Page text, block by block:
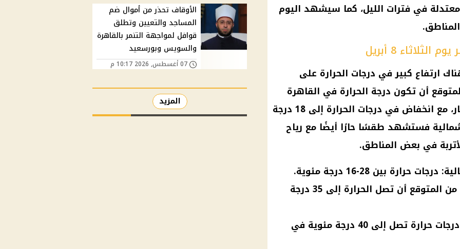
في فترات الليل، كما سيشهد اليوم
8 أبريل
ارتفاع كبير في درجات الحرارة على
أن تكون درجة الحرارة في القاهرة
انخفاض في درجات الحرارة
إلى 18 درجة
فستشهد طقسًا حارًا أيضًا مع رياح
في بعض المناطق.
بين 28-16 درجة مئوية.
الطقس في شمال الصعيد: من المتوقع أن تصل الحرارة إلى 35 درجة
الطقس في جنوب الصعيد: درجات حرارة تصل إلى 40 درجة مئوية في
الأوقاف تحذر من أموال ضم
المساجد والتعيين وتطلق
قوافل لمواجهة التنمر بالقاهرة
والسويس وبورسعيد
07 أغسطس, 2026 10:17 م
المزيد